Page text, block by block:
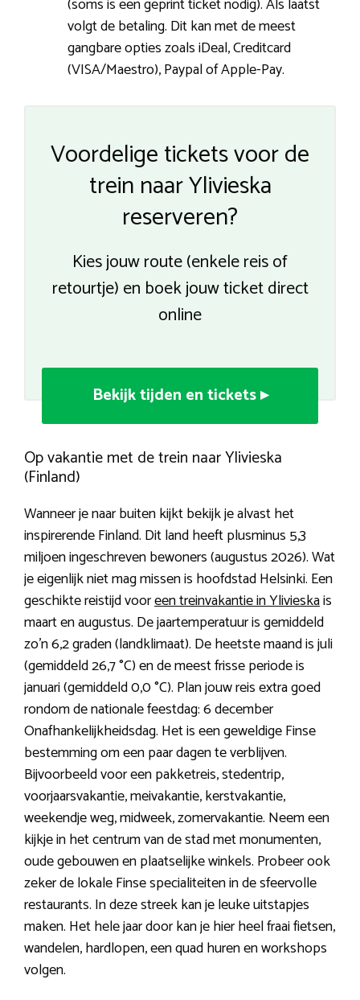
volgt de betaling. Dit kan met de meest
gangbare opties zoals iDeal, Creditcard
(VISA/Maestro), Paypal of Apple-Pay.
Voordelige tickets voor de
trein naar Ylivieska
reserveren?
Kies jouw route (enkele reis of
retourtje) en boek jouw ticket direct
online
Bekijk tijden en tickets ▸
Op vakantie met de trein naar Ylivieska
(Finland)
Wanneer je naar buiten kijkt bekijk je alvast het
inspirerende Finland. Dit land heeft plusminus 5,3
miljoen ingeschreven bewoners (augustus 2026). Wat
je eigenlijk niet mag missen is hoofdstad Helsinki. Een
geschikte reistijd vooreen treinvakantie in Ylivieskais
maart en augustus. De jaartemperatuur is gemiddeld
zo’n 6,2 graden (landklimaat). De heetste maand is juli
(gemiddeld 26,7 °C) en de meest frisse periode is
januari (gemiddeld 0,0 °C). Plan jouw reis extra goed
rondom de nationale feestdag: 6 december
Onafhankelijkheidsdag. Het is een geweldige Finse
bestemming om een paar dagen te verblijven.
Bijvoorbeeld voor een pakketreis, stedentrip,
voorjaarsvakantie, meivakantie, kerstvakantie,
weekendje weg, midweek, zomervakantie. Neem een
kijkje in het centrum van de stad met monumenten,
oude gebouwen en plaatselijke winkels. Probeer ook
zeker de lokale Finse specialiteiten in de sfeervolle
restaurants. In deze streek kan je leuke uitstapjes
maken. Het hele jaar door kan je hier heel fraai fietsen,
wandelen, hardlopen, een quad huren en workshops
volgen.